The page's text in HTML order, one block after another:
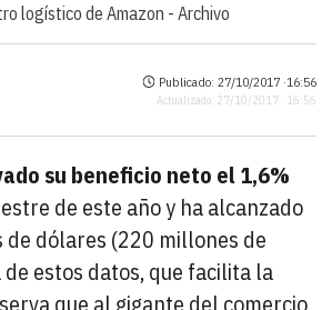
logístico de Amazon -Archivo
Publicado: 27/10/2017 ·16:56
Actualizado: 27/10/2017 · 16:56
su beneficio neto el 1,6%
de este año y ha alcanzado
dólares (220 millones de
de estos datos, que facilita la
que al gigante del comercio